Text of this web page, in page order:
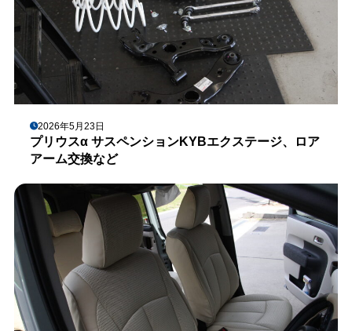
2026年5月23日
プリウスα サスペンションKYBエクステージ、ロア
アーム交換など